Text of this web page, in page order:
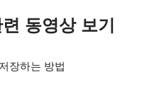
동영상 보기
장하는 방법